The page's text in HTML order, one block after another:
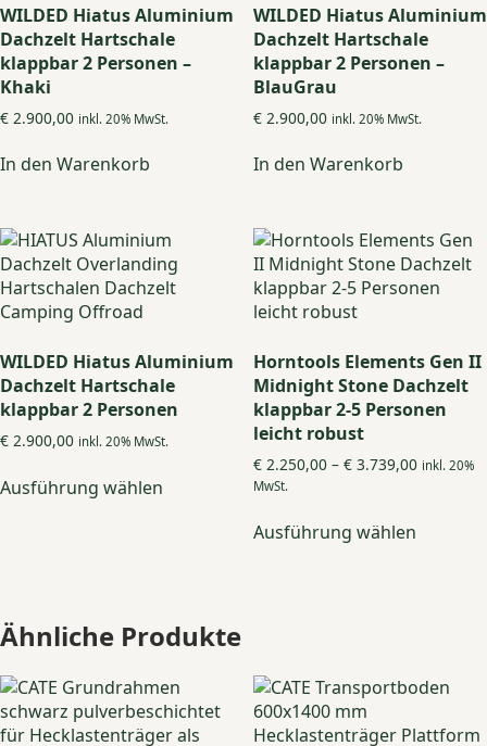
auf
der
Produktseite
werden
WILDED Hiatus Aluminium
Dachzelt Hartschale
klappbar 2 Personen –
Khaki
€ 2.900,00 inkl. 20% MwSt.
In den Warenkorb
WILDED Hiatus Aluminium
Dachzelt Hartschale
klappbar 2 Personen –
BlauGrau
€2.900,00 inkl. 20% MwSt.
In den Warenkorb
WILDED Hiatus Aluminium
Dachzelt Hartschale
klappbar 2 Personen
€ 2.900,00 inkl. 20% MwSt.
Ausführung wählen
Optionen
auf
der
Produktseite
Horntools Elements Gen II
Midnight Stone Dachzelt
klappbar 2-5 Personen
leicht robust
€2.250,00 – €3.739,00 inkl. 20%
MwSt.
Ausführung wählenProdukt
auf
Ähnliche Produkte